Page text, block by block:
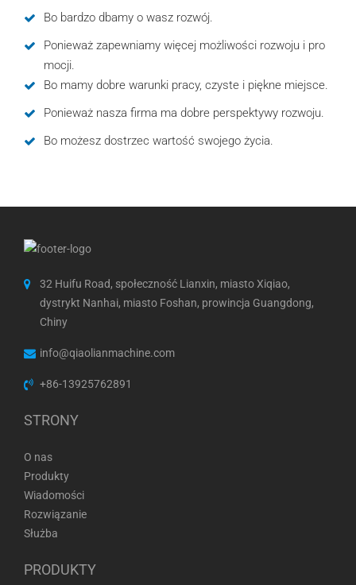
Bo bardzo dbamy o wasz rozwój.
Ponieważ zapewniamy więcej możliwości rozwoju i pro
mocji.
Bo mamy dobre warunki pracy, czyste i piękne miejsce.
Ponieważ nasza firma ma dobre perspektywy rozwoju.
Bo możesz dostrzec wartość swojego życia.
32 Huifu Road, społeczność Lianxin, miasto Xiqiao,
dystrykt Nanhai, miasto Foshan, prowincja Guangdong,
Chiny
info@qiaolianmachine.com
+86-13925762891
STRONY
O nas
Produkty
Wiadomości
Rozwiązanie
Służba
PRODUKTY